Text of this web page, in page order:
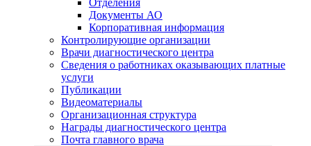
Отделения
Документы АО
Корпоративная информация
Контролирующие организации
Врачи диагностического центра
Сведения о работниках оказывающих платные
услуги
Публикации
Видеоматериалы
Организационная структура
Награды диагностического центра
Почта главного врача